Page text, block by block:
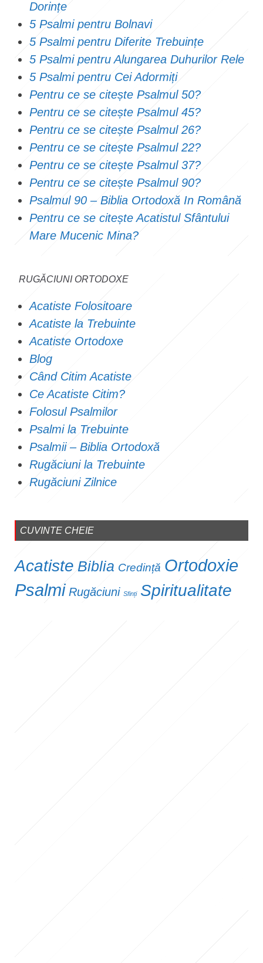
Dorințe
5 Psalmi pentru Bolnavi
5 Psalmi pentru Diferite Trebuințe
5 Psalmi pentru Alungarea Duhurilor Rele
5 Psalmi pentru Cei Adormiți
Pentru ce se citește Psalmul 50?
Pentru ce se citește Psalmul 45?
Pentru ce se citește Psalmul 26?
Pentru ce se citește Psalmul 22?
Pentru ce se citește Psalmul 37?
Pentru ce se citește Psalmul 90?
Psalmul 90 – Biblia Ortodoxă In Română
Pentru ce se citește Acatistul Sfântului
Mare Mucenic Mina?
RUGĂCIUNI ORTODOXE
Acatiste Folositoare
Acatiste la Trebuinte
Acatiste Ortodoxe
Blog
Când Citim Acatiste
Ce Acatiste Citim?
Folosul Psalmilor
Psalmi la Trebuinte
Psalmii – Biblia Ortodoxă
Rugăciuni la Trebuinte
Rugăciuni Zilnice
CUVINTE CHEIE
Acatiste Biblia Credință Ortodoxie
Psalmi Rugăciuni Sfinți Spiritualitate